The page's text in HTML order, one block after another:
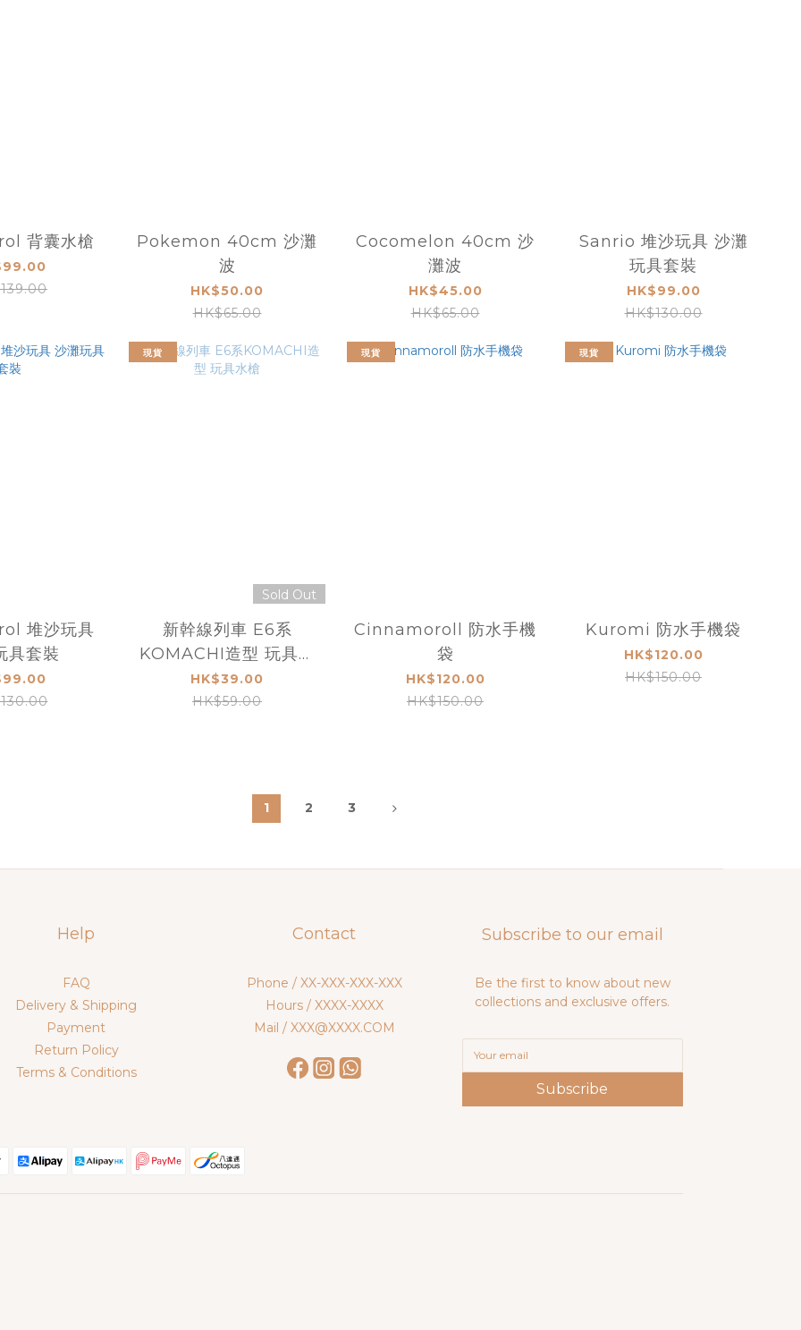
背囊水槍
Pokemon 40cm 沙灘
波
HK$50.00
HK$65.00
Cocomelon 40cm 沙
灘波
HK$45.00
HK$65.00
Sanrio 堆沙玩具 沙灘
玩具套裝
HK$99.00
HK$130.00
堆沙玩具
具套裝
現貨
Sold Out
新幹線列車 E6系
KOMACHI造型 玩具水
槍
HK$39.00
HK$59.00
現貨
Cinnamoroll 防水手機
袋
HK$120.00
HK$150.00
現貨
Kuromi 防水手機袋
HK$120.00
HK$150.00
1 2 3
Help
FAQ
Delivery & Shipping
Payment
Return Policy
Terms & Conditions
Contact
Phone / XX-XXX-XXX-XXX
Hours / XXXX-XXXX
Mail / XXX@XXXX.COM
Subscribe to our email
Be the first to know about new
collections and exclusive offers.
Subscribe